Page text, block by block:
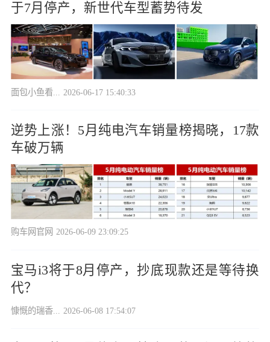
于7月停产，新世代车型蓄势待发
面包小鱼看... 2026-06-17 15:40:33
逆势上涨！5月纯电汽车销量榜揭晓，17款
车破万辆
购车网官网 2026-06-09 23:09:25
宝马i3将于8月停产，抄底现款还是等待换
代？
慷慨的瑞香... 2026-06-08 17:54:07